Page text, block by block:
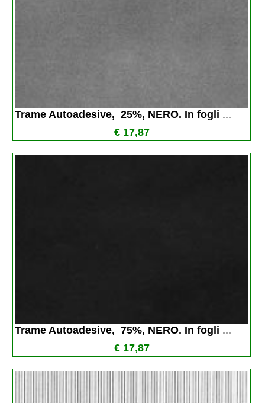
Trame Autoadesive,  25%, NERO. In fogli ...
€ 17,87
Trame Autoadesive,  75%, NERO. In fogli ...
€ 17,87